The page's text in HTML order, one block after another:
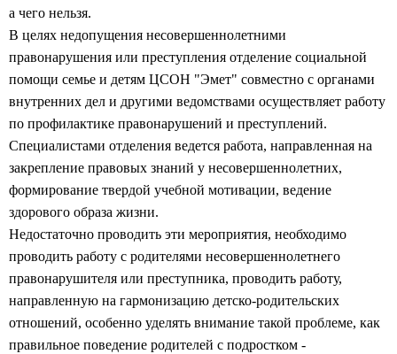
а чего нельзя.
В целях недопущения несовершеннолетними
правонарушения или преступления отделение социальной
помощи семье и детям ЦСОН "Эмет" совместно с органами
внутренних дел и другими ведомствами осуществляет работу
по профилактике правонарушений и преступлений.
Специалистами отделения ведется работа, направленная на
закрепление правовых знаний у несовершеннолетних,
формирование твердой учебной мотивации, ведение
здорового образа жизни.
Недостаточно проводить эти мероприятия, необходимо
проводить работу с родителями несовершеннолетнего
правонарушителя или преступника, проводить работу,
направленную на гармонизацию детско-родительских
отношений, особенно уделять внимание такой проблеме, как
правильное поведение родителей с подростком -